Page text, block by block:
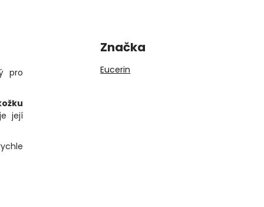
pro
její
Značka
Eucerin